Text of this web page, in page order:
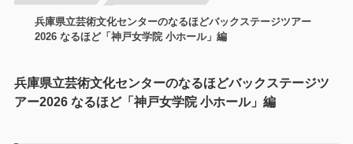
兵庫県立芸術文化センターのなるほどバックステージツアー
2026 なるほど「神戸女学院 小ホール」編
兵庫県立芸術文化センターのなるほどバックステージツ
アー2026 なるほど「神戸女学院 小ホール」編